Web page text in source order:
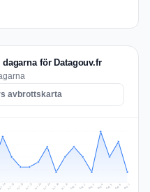
för Datagouv.fr
avbrottskarta
Jul 24 Jul 25 Jul 26 Jul 27 Jul 28 Jul 29 Jul 30 Jul 31 Aug 1 Aug 2 Aug 3 Aug 4 Aug 5 Aug 6 Aug 7